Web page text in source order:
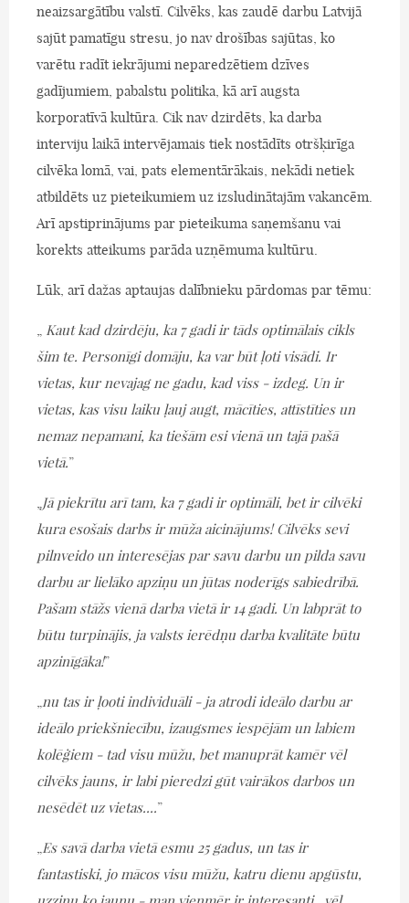
neaizsargātību valstī. Cilvēks, kas zaudē darbu Latvijā
sajūt pamatīgu stresu, jo nav drošības sajūtas, ko
varētu radīt iekrājumi neparedzētiem dzīves
gadījumiem, pabalstu politika, kā arī augsta
korporatīvā kultūra. Cik nav dzirdēts, ka darba
interviju laikā intervējamais tiek nostādīts otršķirīga
cilvēka lomā, vai, pats elementārākais, nekādi netiek
atbildēts uz pieteikumiem uz izsludinātajām vakancēm.
Arī apstiprinājums par pieteikuma saņemšanu vai
korekts atteikums parāda uzņēmuma kultūru.
Lūk, arī dažas aptaujas dalībnieku pārdomas par tēmu:
„ Kaut kad dzirdēju, ka 7 gadi ir tāds optimālais cikls
šim te. Personīgi domāju, ka var būt ļoti visādi. Ir
vietas, kur nevajag ne gadu, kad viss - izdeg. Un ir
vietas, kas visu laiku ļauj augt, mācīties, attīstīties un
nemaz nepamani, ka tiešām esi vienā un tajā pašā
vietā.”
„Jā piekrītu arī tam, ka 7 gadi ir optimāli, bet ir cilvēki
kura esošais darbs ir mūža aicinājums! Cilvēks sevi
pilnveido un interesējas par savu darbu un pilda savu
darbu ar lielāko apziņu un jūtas noderīgs sabiedrībā.
Pašam stāžs vienā darba vietā ir 14 gadi. Un labprāt to
būtu turpinājis, ja valsts ierēdņu darba kvalitāte būtu
apzinīgāka!”
„nu tas ir ļooti individuāli - ja atrodi ideālo darbu ar
ideālo priekšniecību, izaugsmes iespējām un labiem
kolēģiem - tad visu mūžu, bet manuprāt kamēr vēl
cilvēks jauns, ir labi pieredzi gūt vairākos darbos un
nesēdēt uz vietas....”
„Es savā darba vietā esmu 25 gadus, un tas ir
fantastiski, jo mācos visu mūžu, katru dienu apgūstu,